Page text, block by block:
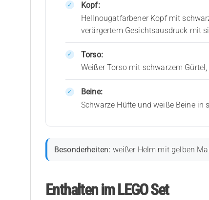
Kopf:
Hellnougatfarbener Kopf mit
verärgertem Gesichtsausdruck mit
Torso:
Weißer Torso mit schwarzem
Beine:
Schwarze Hüfte und weiße Beine in
Besonderheiten: weißer Helm mit gelben
Enthalten im LEGO Set